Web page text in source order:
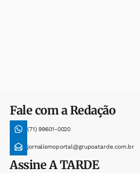
Fale com a Redação
(71) 99601-0020
jornalismoportal@grupoatarde.com.br
AssineA TARDE